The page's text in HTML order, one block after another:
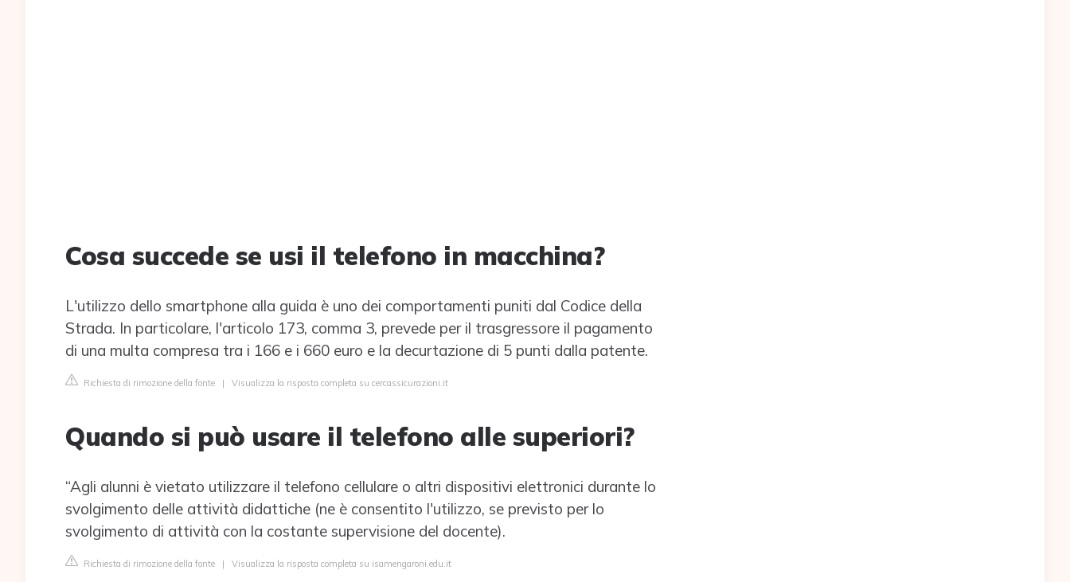
Cosa succede se usi il telefono in macchina?
L'utilizzo dello smartphone alla guida è uno dei comportamenti puniti dal Codice della
Strada. In particolare, l'articolo 173, comma 3, prevede per il trasgressore il pagamento
di una multa compresa tra i 166 e i 660 euro e la decurtazione di 5 punti dalla patente.
Richiesta di rimozione della fonte | Visualizza la risposta completa su cercassicurazioni.it
Quando si può usare il telefono alle superiori?
“Agli alunni è vietato utilizzare il telefono cellulare o altri dispositivi elettronici durante lo
svolgimento delle attività didattiche (ne è consentito l'utilizzo, se previsto per lo
svolgimento di attività con la costante supervisione del docente).
Richiesta di rimozione della fonte | Visualizza la risposta completa su isamengaroni.edu.it